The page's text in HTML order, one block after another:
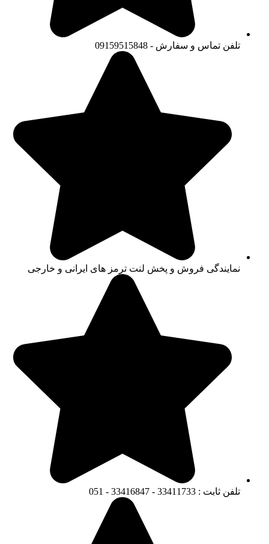
تلفن تماس و سفارش - 09159515848
نمایندگی فروش و پخش لنت ترمز های ایرانی و خارجی
تلفن ثابت : 33411733 - 33416847 - 051